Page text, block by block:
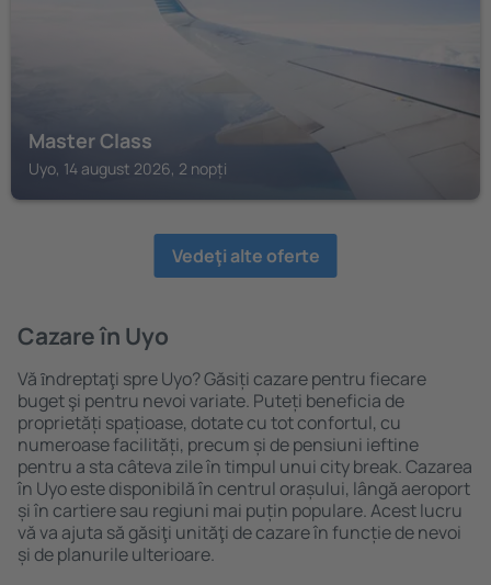
Master Class
Uyo, 14 august 2026, 2 nopți
Vedeţi alte oferte
Cazare în Uyo
Vă ȋndreptaţi spre Uyo? Găsiți cazare pentru fiecare
buget şi pentru nevoi variate. Puteți beneficia de
proprietăți spațioase, dotate cu tot confortul, cu
numeroase facilități, precum și de pensiuni ieftine
pentru a sta câteva zile în timpul unui city break. Cazarea
în Uyo este disponibilă în centrul orașului, lângă aeroport
și în cartiere sau regiuni mai puțin populare. Acest lucru
vă va ajuta să găsiţi unităţi de cazare în funcție de nevoi
și de planurile ulterioare.